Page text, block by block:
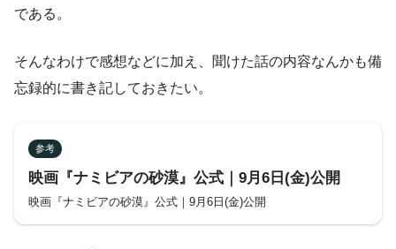
である。
そんなわけで感想などに加え、聞けた話の内容なんかも備
忘録的に書き記しておきたい。
参考
映画『ナミビアの砂漠』公式｜9月6日(金)公開
映画『ナミビアの砂漠』公式｜9月6日(金)公開